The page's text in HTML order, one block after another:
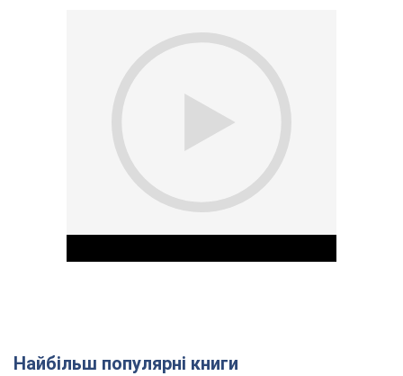
Play Video
Найбільш популярні книги